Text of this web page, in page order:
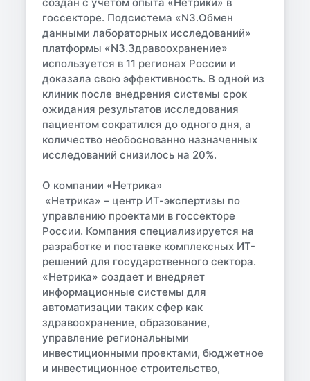
госсекторе. Подсистема «N3.Обмен
данными лабораторных исследований»
платформы «N3.Здравоохранение»
используется в 11 регионах России и
доказала свою эффективность. В одной из
клиник после внедрения системы срок
ожидания результатов исследования
пациентом сократился до одного дня, а
количество необоснованно назначенных
исследований снизилось на 20%.
О компании «Нетрика»
«Нетрика» – центр ИТ-экспертизы по
управлению проектами в госсекторе
России. Компания специализируется на
разработке и поставке комплексных ИТ-
решений для государственного сектора.
«Нетрика» создает и внедряет
информационные системы для
автоматизации таких сфер как
здравоохранение, образование,
управление региональными
инвестиционными проектами, бюджетное
и инвестиционное строительство,